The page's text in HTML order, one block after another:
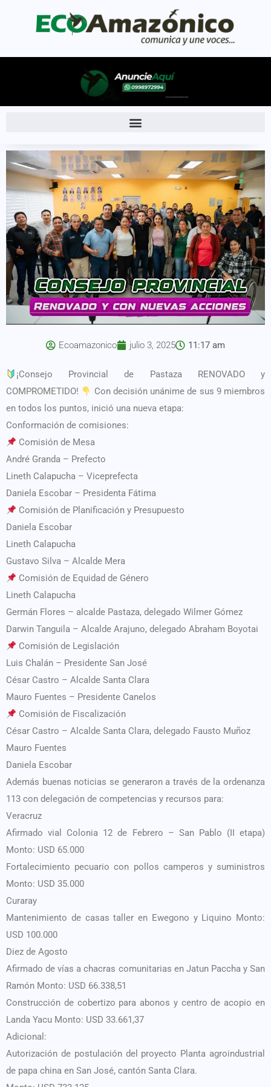
Ecoamazonico julio 3, 2025 11:17 am
¡Consejo Provincial de Pastaza RENOVADO y
COMPROMETIDO!
Con decisión unánime de sus 9 miembros
en todos los puntos, inició una nueva etapa:
Conformación de comisiones:
Comisión de Mesa
André Granda – Prefecto
Lineth Calapucha – Viceprefecta
Daniela Escobar – Presidenta Fátima
Comisión de Planificación y Presupuesto
Daniela Escobar
Lineth Calapucha
Gustavo Silva – Alcalde Mera
Comisión de Equidad de Género
Lineth Calapucha
Germán Flores – alcalde Pastaza, delegado Wilmer Gómez
Darwin Tanguila – Alcalde Arajuno, delegado Abraham Boyotai
Comisión de Legislación
Luis Chalán – Presidente San José
César Castro – Alcalde Santa Clara
Mauro Fuentes – Presidente Canelos
Comisión de Fiscalización
César Castro – Alcalde Santa Clara, delegado Fausto Muñoz
Mauro Fuentes
Daniela Escobar
Además buenas noticias se generaron a través de la ordenanza
113 con delegación de competencias y recursos para:
Veracruz
Afirmado vial Colonia 12 de Febrero – San Pablo (II etapa)
Monto: USD 65.000
Fortalecimiento pecuario con pollos camperos y suministros
Monto: USD 35.000
Curaray
Mantenimiento de casas taller en Ewegono y Liquino Monto:
USD 100.000
Diez de Agosto
Afirmado de vías a chacras comunitarias en Jatun Paccha y San
Ramón Monto: USD 66.338,51
Construcción de cobertizo para abonos y centro de acopio en
Landa Yacu Monto: USD 33.661,37
Adicional:
Autorización de postulación del proyecto Planta agroindustrial
de papa china en San José, cantón Santa Clara.